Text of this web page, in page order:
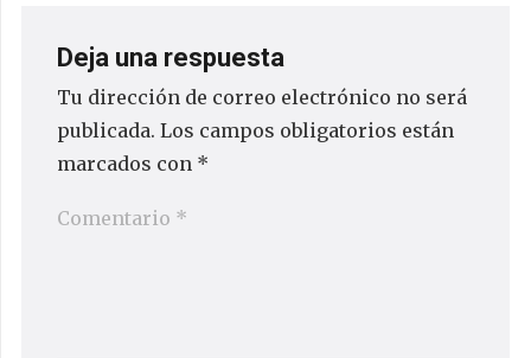
Deja una respuesta
Tu dirección de correo electrónico no será
publicada. Los campos obligatorios están
marcados con *